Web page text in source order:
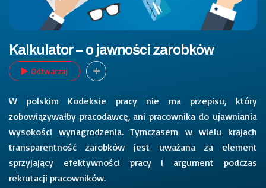
Kalkulator – o jawności zarobków
Odtwarzaj
W polskim Kodeksie pracy nie ma przepisu, który
zobowiązywałby pracodawcę, ani pracownika do ujawniania
wysokości wynagrodzenia. Tymczasem w wielu krajach
transparentność zarobków jest uważana za element
sprzyjający efektywności pracy i argument podczas
rekrutacji pracowników.